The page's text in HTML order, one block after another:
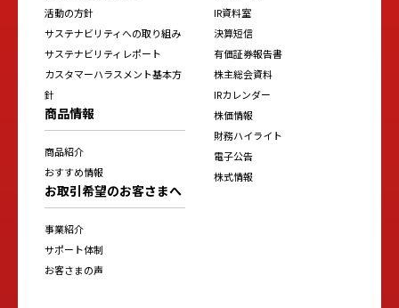
活動の方針
サステナビリティへの取り組み
サステナビリティレポート
カスタマーハラスメント基本方
針
商品情報
商品紹介
おすすめ情報
お取引希望のお客さまへ
事業紹介
サポート体制
お客さまの声
IR資料室
決算短信
有価証券報告書
株主総会資料
IRカレンダー
株価情報
財務ハイライト
電子公告
株式情報